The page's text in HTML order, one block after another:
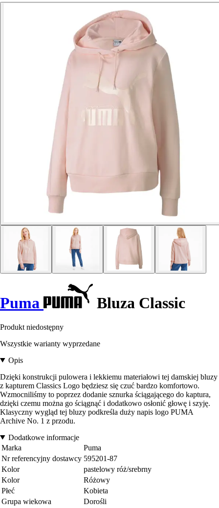
Puma Bluza Classic
Produkt niedostępny
Wszystkie warianty wyprzedane
Opis
Dzięki konstrukcji pulowera i lekkiemu materiałowi tej damskiej bluzy
z kapturem Classics Logo będziesz się czuć bardzo komfortowo.
Wzmocniliśmy to poprzez dodanie sznurka ściągającego do kaptura,
dzięki czemu można go ściągnąć i dodatkowo osłonić głowę i szyję.
Klasyczny wygląd tej bluzy podkreśla duży napis logo PUMA
Archive No. 1 z przodu.
Dodatkowe informacje
Marka
Puma
Nr referencyjny dostawcy 595201-87
Kolor
pastelowy róż/srebrny
Kolor
Różowy
Płeć
Kobieta
Grupa wiekowa
Dorośli